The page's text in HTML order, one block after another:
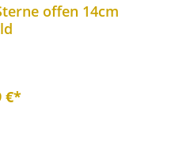
offen 14cm
€*